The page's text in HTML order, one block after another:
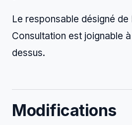
Le responsable désigné de
Consultation est joignable
dessus.
Modifications